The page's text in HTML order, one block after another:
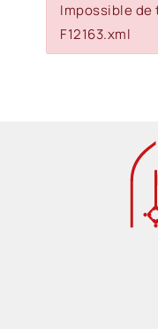
Impossible de
F12163.xml